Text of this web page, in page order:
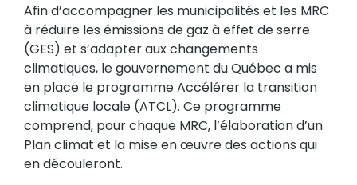
Afin d’accompagner les municipalités et les MRC
à réduire les émissions de gaz à effet de serre
(GES) et s’adapter aux changements
climatiques, le gouvernement du Québec a mis
en place le programme Accélérer la transition
climatique locale (ATCL). Ce programme
comprend, pour chaque MRC, l’élaboration d’un
Plan climat et la mise en œuvre des actions qui
en découleront.